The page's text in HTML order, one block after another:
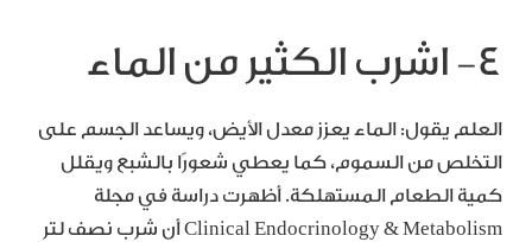
4- اشرب الكثير من الماء
العلم يقول: الماء يعزز معدل الأيض، ويساعد الجسم على
التخلص من السموم، كما يعطي شعورًا بالشبع ويقلل
كمية الطعام المستهلكة. أظهرت دراسة في مجلة
Clinical Endocrinology & Metabolism أن شرب نصف لتر